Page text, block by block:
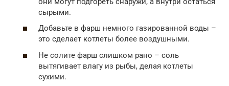
сырыми.
Добавьте в фарш немного газированной воды –
это сделает котлеты более воздушными.
Не солите фарш слишком рано – соль
вытягивает влагу из рыбы, делая котлеты
сухими.